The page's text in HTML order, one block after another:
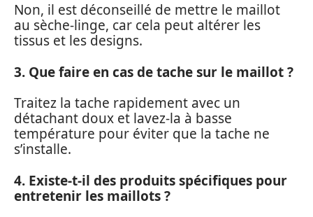
Non, il est déconseillé de mettre le maillot
au sèche-linge, car cela peut altérer les
tissus et les designs.
3. Que faire en cas de tache sur le maillot ?
Traitez la tache rapidement avec un
détachant doux et lavez-la à basse
température pour éviter que la tache ne
s’installe.
4. Existe-t-il des produits spécifiques pour
entretenir les maillots ?